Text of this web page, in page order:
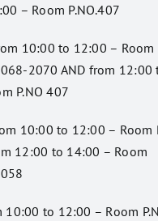
– Room P.NO.407
10:00 to 12:00 – Room
2070 AND from 12:00
P.NO 407
10:00 to 12:00 – Room
12:00 to 14:00 – Room
to 12:00 – Room